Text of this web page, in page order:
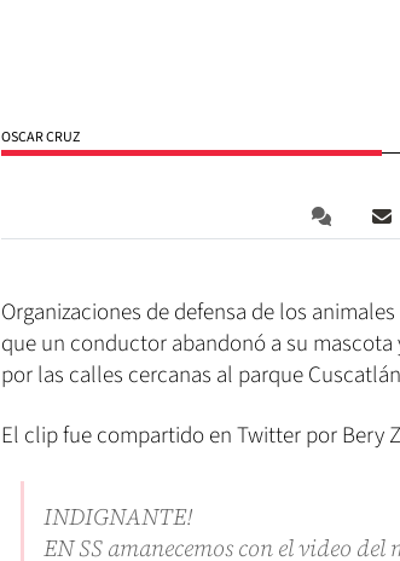
OSCAR CRUZ
Organizaciones de defensa de los
que un conductor abandonó a su
por las calles cercanas al parque
El clip fue compartido en Twitter por Bery
INDIGNANTE!
EN SS amanecemos con el video